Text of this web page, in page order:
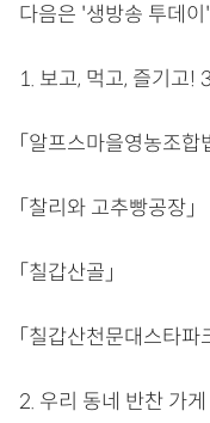
다음은 '생방송 투데
1. 보고, 먹고, 즐기고!
「알프스마을영농조합
「찰리와 고추빵공장」
「칠갑산골」
「칠갑산천문대스타파
2. 우리 동네 반찬 가게